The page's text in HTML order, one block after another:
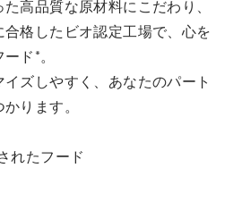
高品質な原材料にこだわり、
合格したビオ認定工場で、心を
ド*。
ズしやすく、あなたのパート
ります。
れたフード